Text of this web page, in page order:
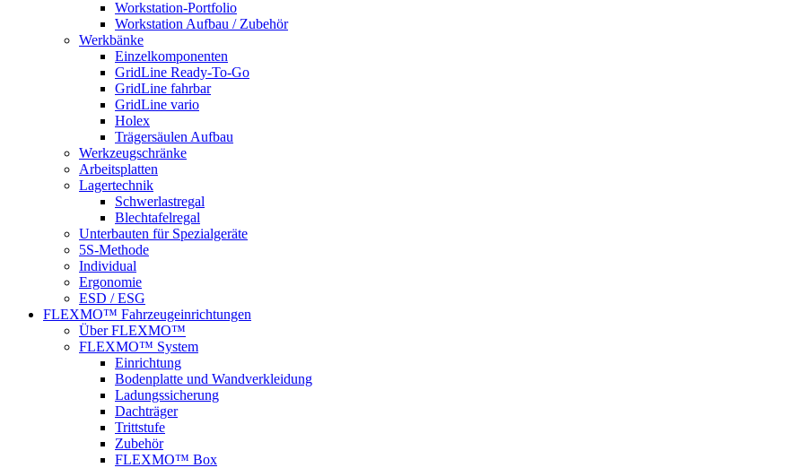
Workstation-Portfolio
Workstation Aufbau / Zubehör
Werkbänke
Einzelkomponenten
GridLine Ready-To-Go
GridLine fahrbar
GridLine vario
Holex
Trägersäulen Aufbau
Werkzeugschränke
Arbeitsplatten
Lagertechnik
Schwerlastregal
Blechtafelregal
Unterbauten für Spezialgeräte
5S-Methode
Individual
Ergonomie
ESD / ESG
FLEXMO™ Fahrzeugeinrichtungen
Über FLEXMO™
FLEXMO™ System
Einrichtung
Bodenplatte und Wandverkleidung
Ladungssicherung
Dachträger
Trittstufe
Zubehör
FLEXMO™ Box